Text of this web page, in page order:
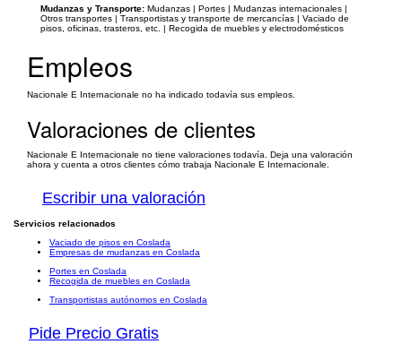
Mudanzas y Transporte: Mudanzas | Portes | Mudanzas internacionales |
Otros transportes | Transportistas y transporte de mercancías | Vaciado de
pisos, oficinas, trasteros, etc. | Recogida de muebles y electrodomésticos
Empleos
Nacionale E Internacionale no ha indicado todavía sus empleos.
Valoraciones de clientes
Nacionale E Internacionale no tiene valoraciones todavía. Deja una valoración
ahora y cuenta a otros clientes cómo trabaja Nacionale E Internacionale.
Escribir una valoración
Servicios relacionados
Vaciado de pisos en Coslada
Empresas de mudanzas en Coslada
Portes en Coslada
Recogida de muebles en Coslada
Transportistas autónomos en Coslada
Pide Precio Gratis